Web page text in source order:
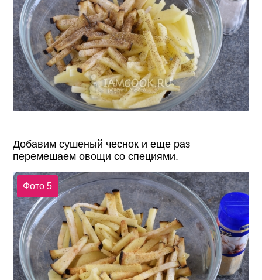
Добавим сушеный чеснок и еще раз
перемешаем овощи со специями.
Фото 5